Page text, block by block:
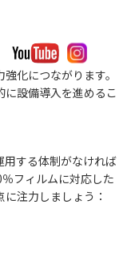
化につながります。
設備導入を進めるこ
する体制がなければ
フィルムに対応した
注力しましょう：